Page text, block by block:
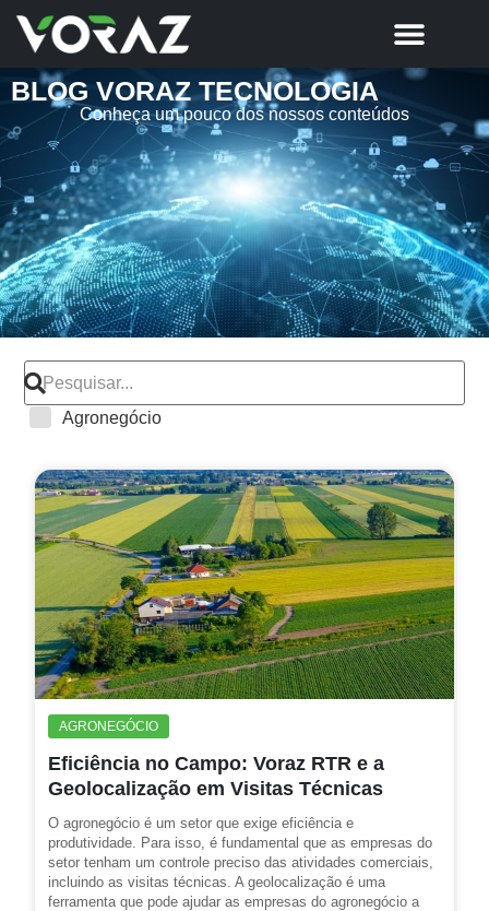
BLOG VORAZ TECNOLOGIA
Conheça um pouco dos nossos conteúdos
AGRONEGÓCIO
Eficiência no Campo: Voraz RTR e a
Geolocalização em Visitas Técnicas
O agronegócio é um setor que exige eficiência e
produtividade. Para isso, é fundamental que as empresas do
setor tenham um controle preciso das atividades comerciais,
incluindo as visitas técnicas. A geolocalização é uma
ferramenta que pode ajudar as empresas do agronegócio a
Agronegócio